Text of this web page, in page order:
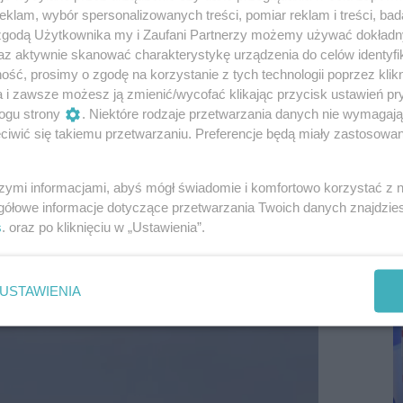
wybór spersonalizowanych treści, pomiar reklam i treści,
Użytkownika my i Zaufani Partnerzy możemy używać
aktywnie skanować charakterystykę urządzenia do celów
prosimy o zgodę na korzystanie z tych technologii poprzez
i zawsze możesz ją zmienić/wycofać klikając przycisk ustawień
strony
. Niektóre rodzaje przetwarzania danych nie
się takiemu przetwarzaniu. Preferencje będą miały
informacjami, abyś mógł świadomie i komfortowo korzystać z
informacje dotyczące przetwarzania Twoich danych
. oraz po kliknięciu w „Ustawienia”.
USTAWIENIA